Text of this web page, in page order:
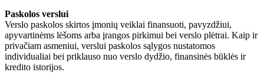
Paskolos verslui
Verslo paskolos skirtos įmonių veiklai finansuoti, pavyzdžiui,
apyvartinėms lėšoms arba įrangos pirkimui bei verslo plėtrai. Kaip ir
privačiam asmeniui, verslui paskolos sąlygos nustatomos
individualiai bei priklauso nuo verslo dydžio, finansinės būklės ir
kredito istorijos.